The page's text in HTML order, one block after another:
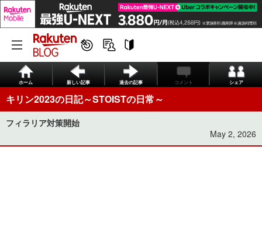
ホーム 新しい記事 過去の記事 コメント シェア
キリン2023の日記～STOISTの日常～
フィラリア対策開始
May 2, 2026